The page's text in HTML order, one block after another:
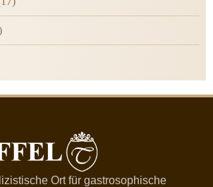
Ort für gastrosophische